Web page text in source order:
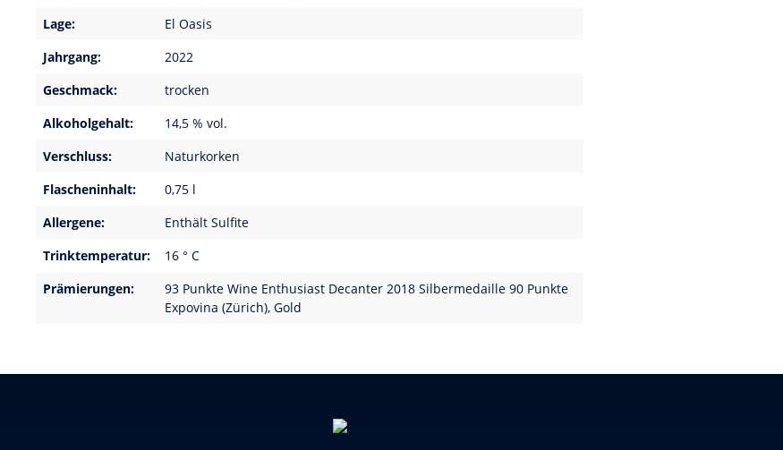
Lage:
El Oasis
Jahrgang:
2022
Geschmack:
trocken
Alkoholgehalt:
14,5 % vol.
Verschluss:
Naturkorken
Flascheninhalt:
0,75 l
Allergene:
Enthält Sulfite
Trinktemperatur:
16 ° C
Prämierungen:
93 Punkte Wine Enthusiast Decanter 2018 Silbermedaille 90 Punkte
Expovina (Zürich), Gold